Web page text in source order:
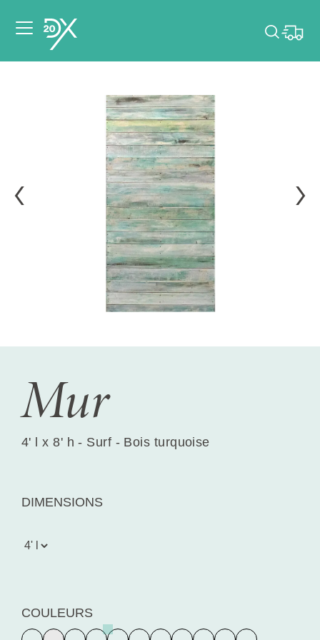
dates de votre
événement.
Choisir mes dates
Mur
4' l x 8' h - Surf - Bois turquoise
DIMENSIONS
COULEURS